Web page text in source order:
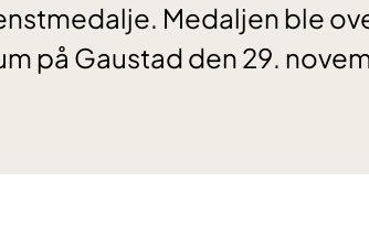
Medaljen ble
på Gaustad den 29.